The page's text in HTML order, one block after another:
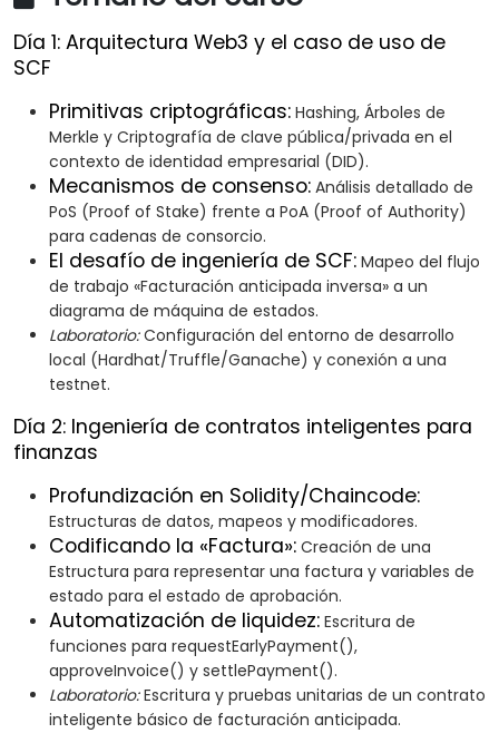
Día 1: Arquitectura Web3 y el caso de uso de
SCF
Primitivas criptográficas: Hashing, Árboles de
Merkle y Criptografía de clave pública/privada en el
contexto de identidad empresarial (DID).
Mecanismos de consenso: Análisis detallado de
PoS (Proof of Stake) frente a PoA (Proof of Authority)
para cadenas de consorcio.
El desafío de ingeniería de SCF: Mapeo del flujo
de trabajo «Facturación anticipada inversa» a un
diagrama de máquina de estados.
Laboratorio:Configuración del entorno de desarrollo
local (Hardhat/Truffle/Ganache) y conexión a una
testnet.
Día 2: Ingeniería de contratos inteligentes para
finanzas
Profundización en Solidity/Chaincode:
Estructuras de datos, mapeos y modificadores.
Codificando la «Factura»: Creación de una
Estructura para representar una factura y variables de
estado para el estado de aprobación.
Automatización de liquidez: Escritura de
funciones para requestEarlyPayment(),
approveInvoice() y settlePayment().
Laboratorio:Escritura y pruebas unitarias de un contrato
inteligente básico de facturación anticipada.